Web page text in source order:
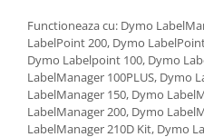
Functioneaza cu: Dymo
LabelPoint 200, Dymo
Dymo Labelpoint 100, Dymo
LabelManager 100PLUS, Dymo
LabelManager 150, Dymo
LabelManager 200, Dymo
LabelManager 210D Kit, Dymo